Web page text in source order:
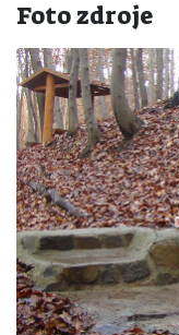
Foto zdroje